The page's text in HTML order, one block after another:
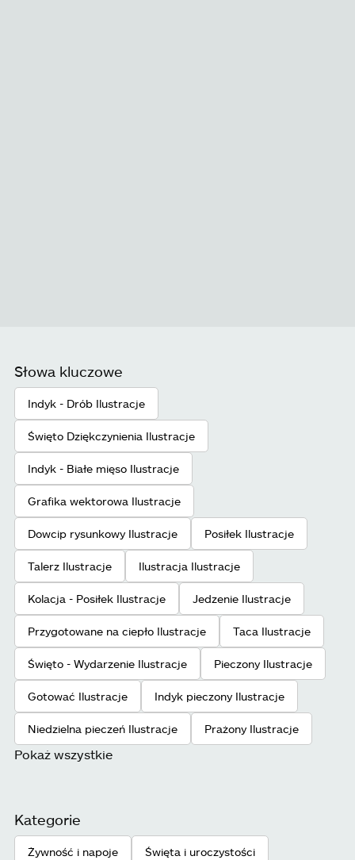
Słowa kluczowe
Indyk - Drób Ilustracje
Święto Dziękczynienia Ilustracje
Indyk - Białe mięso Ilustracje
Grafika wektorowa Ilustracje
Dowcip rysunkowy Ilustracje Posiłek Ilustracje
Talerz Ilustracje Ilustracja Ilustracje
Kolacja - Posiłek Ilustracje Jedzenie Ilustracje
Przygotowane na ciepło Ilustracje Taca Ilustracje
Święto - Wydarzenie Ilustracje Pieczony Ilustracje
Gotować Ilustracje Indyk pieczony Ilustracje
Niedzielna pieczeń Ilustracje Prażony Ilustracje
Pokaż wszystkie
Kategorie
Żywność i napoje Święta i uroczystości